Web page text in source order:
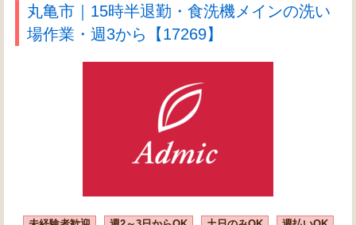
丸亀市｜15時半退勤・食洗機メインの洗い
場作業・週3から【17269】